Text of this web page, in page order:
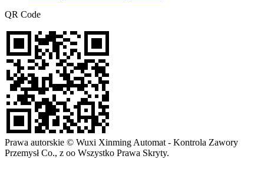
QR Code
Prawa autorskie © Wuxi Xinming Automat - Kontrola Zawory
Przemysł Co., z oo Wszystko Prawa Skryty.